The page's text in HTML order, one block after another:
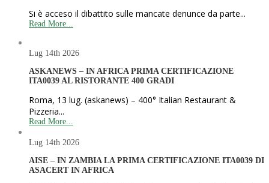
Si è acceso il dibattito sulle mancate denunce da parte...
Read More...
Lug 14th 2026
ASKANEWS – IN AFRICA PRIMA CERTIFICAZIONE
ITA0039 AL RISTORANTE 400 GRADI
Roma, 13 lug. (askanews) – 400° Italian Restaurant &
Pizzeria...
Read More...
Lug 14th 2026
AISE – IN ZAMBIA LA PRIMA CERTIFICAZIONE ITA0039 DI
ASACERT IN AFRICA